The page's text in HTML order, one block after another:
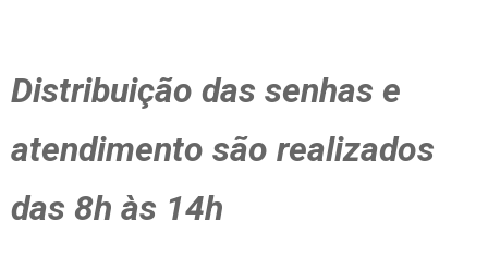
Distribuição das senhas e
atendimento são realizados
das 8h às 14h